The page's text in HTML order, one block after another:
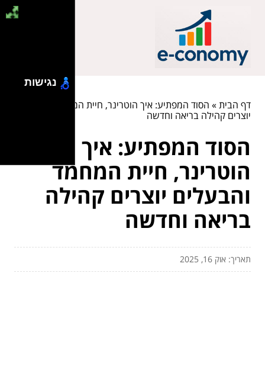
דף הבית» הסוד המפתיע: איך הוטרינר, חיית המחמד והבעלים
יוצרים קהילה בריאה וחדשה
הסוד המפתיע: איך
הוטרינר, חיית המחמד
והבעלים יוצרים קהילה
בריאה וחדשה
תאריך: אוק 16, 2025
נגישות